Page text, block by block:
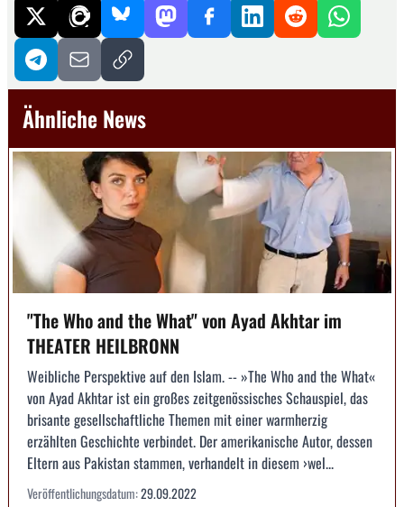
Ähnliche News
"The Who and the What" von Ayad Akhtar im
THEATER HEILBRONN
Weibliche Perspektive auf den Islam. -- »The Who and the What«
von Ayad Akhtar ist ein großes zeitgenössisches Schauspiel, das
brisante gesellschaftliche Themen mit einer warmherzig
erzählten Geschichte verbindet. Der amerikanische Autor, dessen
Eltern aus Pakistan stammen, verhandelt in diesem ›wel...
Veröffentlichungsdatum:29.09.2022